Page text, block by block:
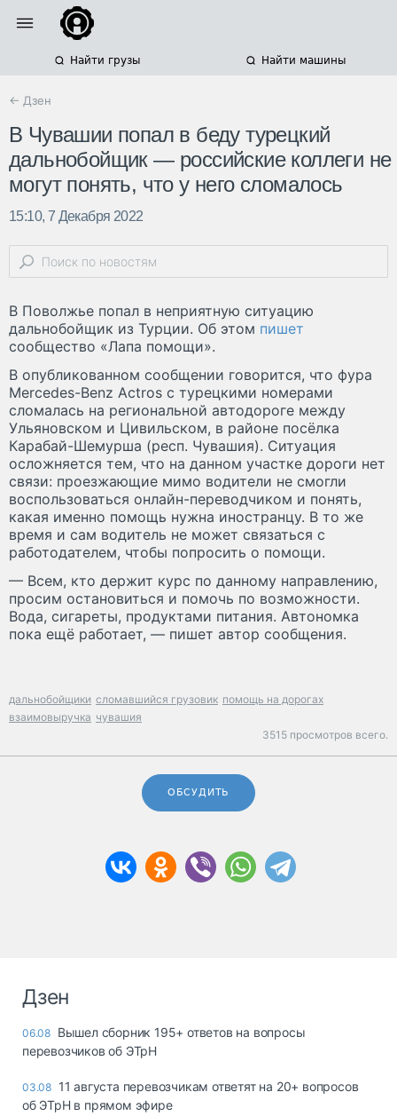
Найти грузы Найти машины
← Дзен
В Чувашии попал в беду турецкий
дальнобойщик — российские коллеги не
могут понять, что у него сломалось
15:10, 7 Декабря 2022
В Поволжье попал в неприятную ситуацию
дальнобойщик из Турции. Об этом пишет
сообщество «Лапа помощи».
В опубликованном сообщении говорится, что фура
Mercedes-Benz Actros с турецкими номерами
сломалась на региональной автодороге между
Ульяновском и Цивильском, в районе посёлка
Карабай-Шемурша (респ. Чувашия). Ситуация
осложняется тем, что на данном участке дороги нет
связи: проезжающие мимо водители не смогли
воспользоваться онлайн-переводчиком и понять,
какая именно помощь нужна иностранцу. В то же
время и сам водитель не может связаться с
работодателем, чтобы попросить о помощи.
— Всем, кто держит курс по данному направлению,
просим остановиться и помочь по возможности.
Вода, сигареты, продуктами питания. Автономка
пока ещё работает, — пишет автор сообщения.
дальнобойщики сломавшийся грузовик помощь на дорогах
взаимовыручка чувашия
3515 просмотров всего.
ОБСУДИТЬ
Дзен
06.08 Вышел сборник 195+ ответов на вопросы
перевозчиков об ЭТрН
03.08 11 августа перевозчикам ответят на 20+ вопросов
об ЭТрН в прямом эфире